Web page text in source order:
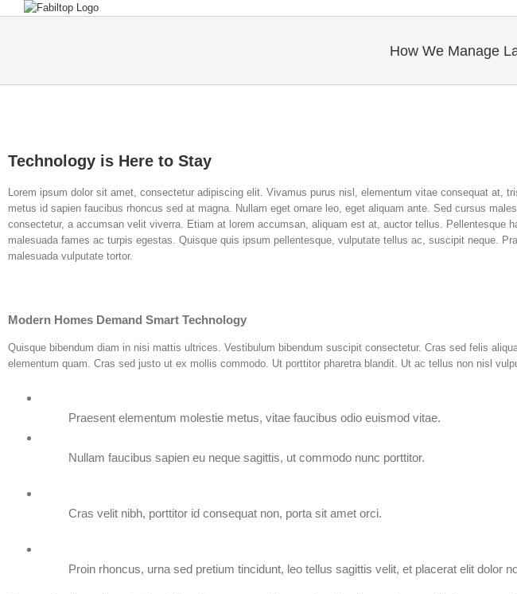
How We Manage
Technology is Here to Stay
Lorem ipsum dolor sit amet, consectetur adipiscing elit. Vivamus purus nisl, elementum vitae consequat at,
metus id sapien faucibus rhoncus sed at magna. Nullam eget ornare leo, eget aliquam ante. Sed cursus
consectetur, a accumsan velit viverra. Etiam at lorem accumsan, aliquam est at, auctor tellus. Pellentesque
malesuada fames ac turpis egestas. Quisque quis ipsum pellentesque, vulputate tellus ac, suscipit neque.
malesuada vulputate tortor.
Modern Homes Demand Smart Technology
Quisque bibendum diam in nisi mattis ultrices. Vestibulum bibendum suscipit consectetur. Cras sed felis
elementum quam. Cras sed justo ut ex mollis commodo. Ut porttitor pharetra blandit. Ut ac tellus non nisl
Praesent elementum molestie metus, vitae faucibus odio euismod vitae.
Nullam faucibus sapien eu neque sagittis, ut commodo nunc porttitor.
Cras velit nibh, porttitor id consequat non, porta sit amet orci.
Proin rhoncus, urna sed pretium tincidunt, leo tellus sagittis velit, et placerat elit dolor